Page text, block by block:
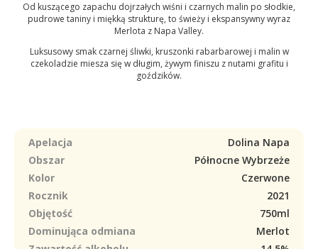
Od kuszącego zapachu dojrzałych wiśni i czarnych malin po słodkie,
pudrowe taniny i miękką strukturę, to świeży i ekspansywny wyraz
Merlota z Napa Valley.
Luksusowy smak czarnej śliwki, kruszonki rabarbarowej i malin w
czekoladzie miesza się w długim, żywym finiszu z nutami grafitu i
goździków.
Apelacja
Dolina Napa
Obszar
Północne Wybrzeże
Kolor
Czerwone
Rocznik
2021
Objętość
750ml
Dominująca odmiana
Merlot